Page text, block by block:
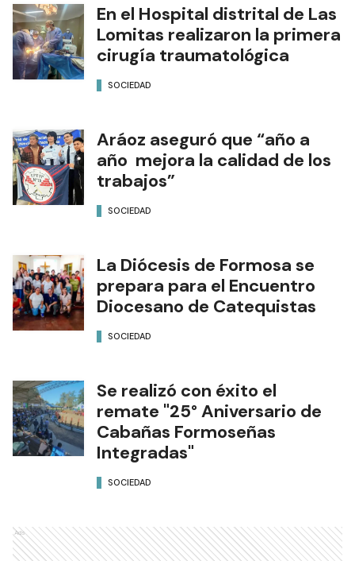
En el Hospital distrital de Las
Lomitas realizaron la primera
cirugía traumatológica
SOCIEDAD
Aráoz aseguró que “año a
año mejora la calidad de los
trabajos”
SOCIEDAD
La Diócesis de Formosa se
prepara para el Encuentro
Diocesano de Catequistas
SOCIEDAD
Se realizó con éxito el
remate "25° Aniversario de
Cabañas Formoseñas
Integradas"
SOCIEDAD
Ads